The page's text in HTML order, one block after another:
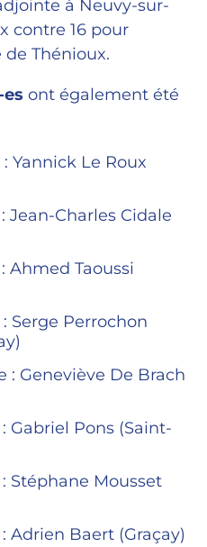
à Neuvy-sur-
contre 16 pour
Thénioux.
ont également été
Yannick Le Roux
Jean-Charles Cidale
Ahmed Taoussi
Serge Perrochon
: Geneviève De Brach
Gabriel Pons (Saint-
Stéphane Mousset
Adrien Baert (Graçay)